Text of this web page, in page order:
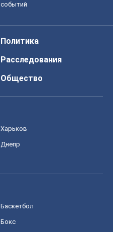
событий
Политика
Расследования
Общество
Харьков
Днепр
Баскетбол
Бокс